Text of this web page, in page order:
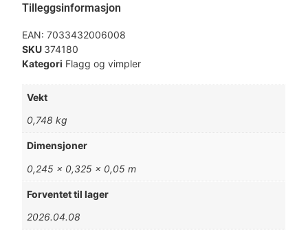
Tilleggsinformasjon
EAN:7033432006008
SKU 374180
Kategori Flagg og vimpler
Vekt
0,748 kg
Dimensjoner
0,245 × 0,325 × 0,05 m
Forventet til lager
2026.04.08